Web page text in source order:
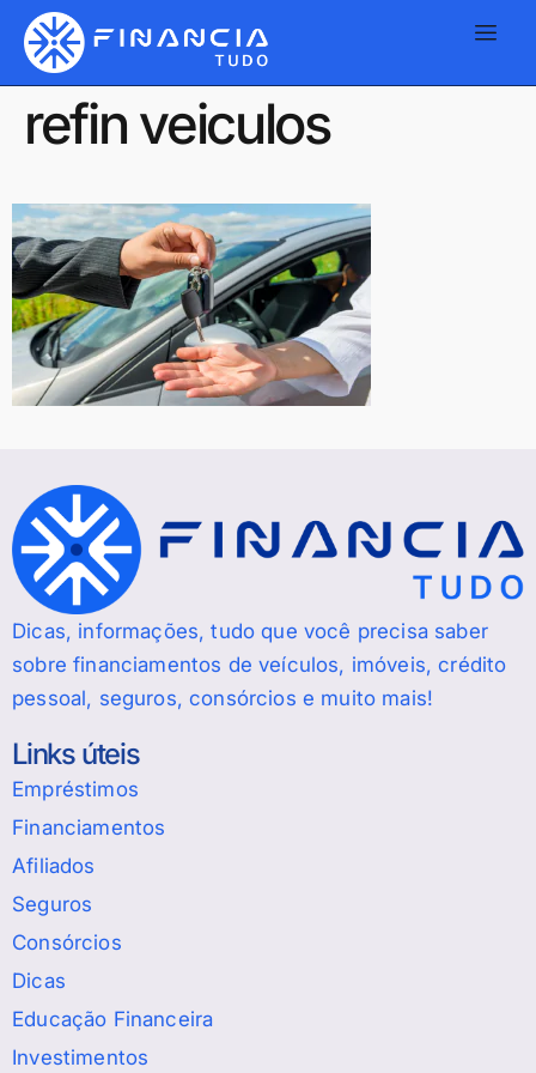
refin veiculos
Dicas, informações, tudo que você precisa saber
sobre financiamentos de veículos, imóveis, crédito
pessoal, seguros, consórcios e muito mais!
Links úteis
Empréstimos
Financiamentos
Afiliados
Seguros
Consórcios
Dicas
Educação Financeira
Investimentos